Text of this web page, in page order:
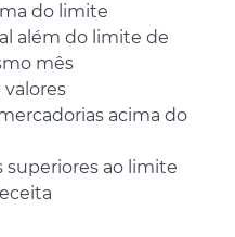
do limite
além do limite de
mês
acima do
superiores ao limite